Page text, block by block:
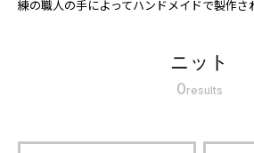
練の職人の手によってハンドメイドで製作さ
ニット
0results